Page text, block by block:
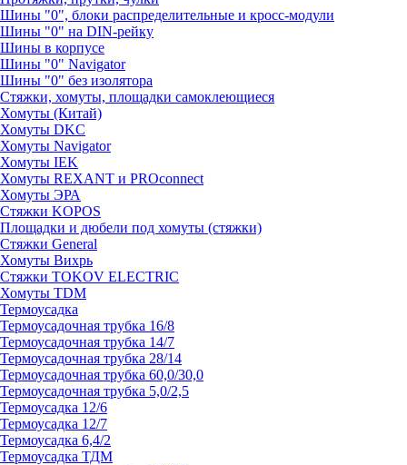
Шины "0", блоки распределительные и кросс-модули
Шины "0" на DIN-рейку
Шины в корпусе
Шины "0" Navigator
Шины "0" без изолятора
Стяжки, хомуты, площадки самоклеющиеся
Хомуты (Китай)
Хомуты DKC
Хомуты Navigator
Хомуты IEK
Хомуты REXANT и PROconnect
Хомуты ЭРА
Стяжки KOPOS
Площадки и дюбели под хомуты (стяжки)
Стяжки General
Хомуты Вихрь
Стяжки TOKOV ELECTRIC
Хомуты TDM
Термоусадка
Термоусадочная трубка 16/8
Термоусадочная трубка 14/7
Термоусадочная трубка 28/14
Термоусадочная трубка 60,0/30,0
Термоусадочная трубка 5,0/2,5
Термоусадка 12/6
Термоусадка 12/7
Термоусадка 6,4/2
Термоусадка ТДМ